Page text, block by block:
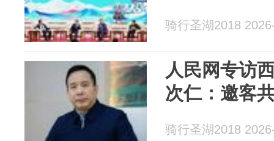
骑行圣湖2018
人民网专访
次仁：邀客
骑行圣湖2018